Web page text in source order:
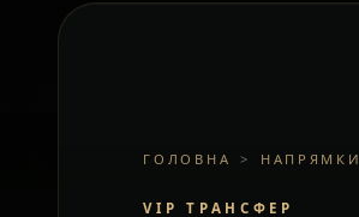
ГОЛОВНА > НАПРЯМКИ
VIP ТРАНСФЕР